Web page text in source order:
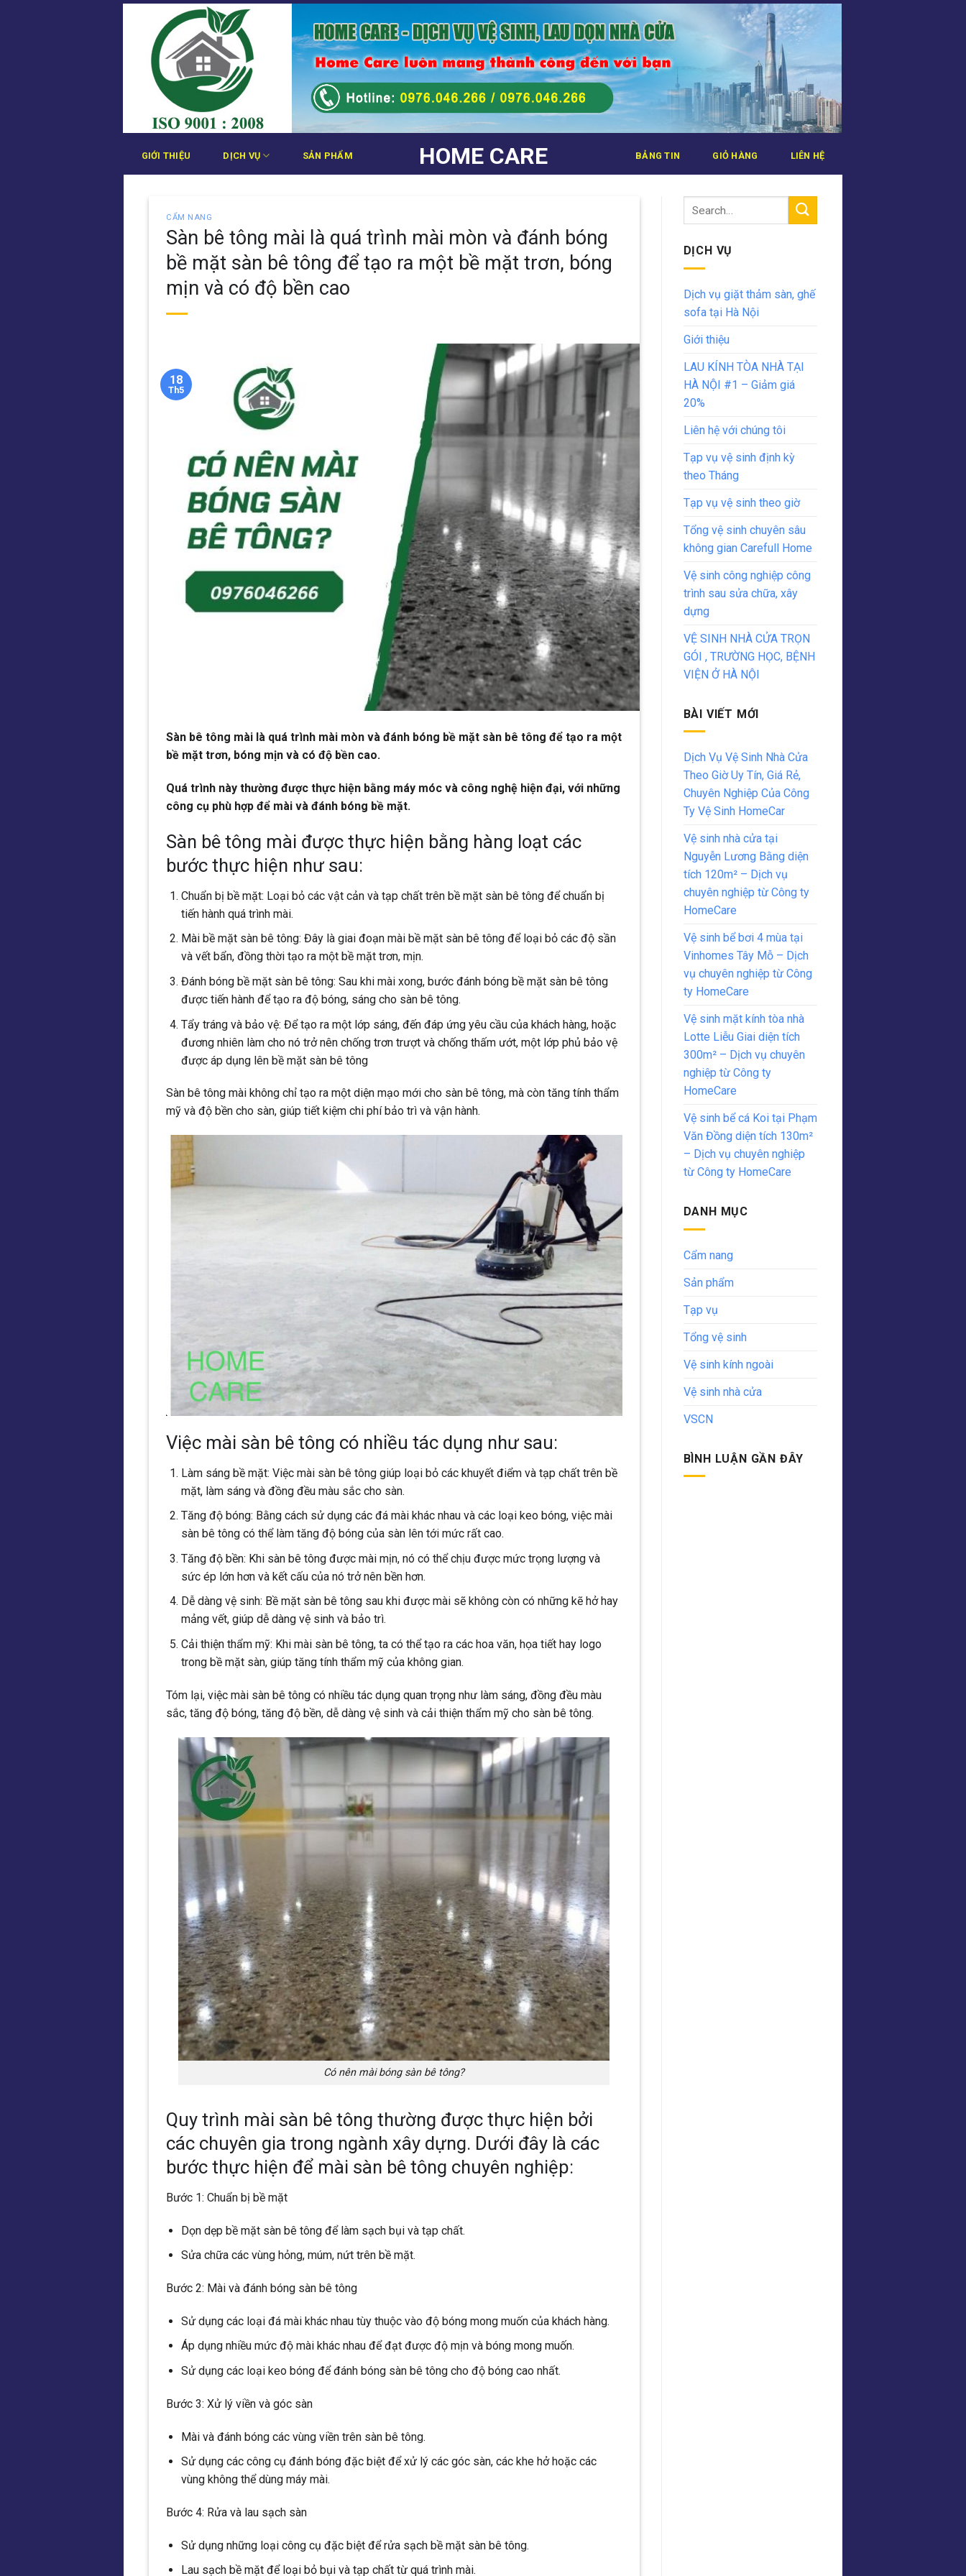
Bỏ
HOME CARE
GIỚI THIỆU DỊCH VỤ SẢN PHẨM BẢNG TIN GIỎ HÀNG LIÊN HỆ
CẨM NANG
Sàn bê tông mài là quá trình mài mòn và đánh bóng
bề mặt sàn bê tông để tạo ra một bề mặt trơn, bóng
mịn và có độ bền cao
18
Th5
Sàn bê tông mài là quá trình mài mòn và đánh bóng bề mặt sàn bê tông để tạo ra một
bề mặt trơn, bóng mịn và có độ bền cao.
Quá trình này thường được thực hiện bằng máy móc và công nghệ hiện đại, với những
công cụ phù hợp để mài và đánh bóng bề mặt.
Sàn bê tông mài được thực hiện bằng hàng loạt các
bước thực hiện như sau:
Chuẩn bị bề mặt: Loại bỏ các vật cản và tạp chất trên bề mặt sàn bê tông để chuẩn bị
tiến hành quá trình mài.
Mài bề mặt sàn bê tông: Đây là giai đoạn mài bề mặt sàn bê tông để loại bỏ các độ sần
và vết bẩn, đồng thời tạo ra một bề mặt trơn, mịn.
Đánh bóng bề mặt sàn bê tông: Sau khi mài xong, bước đánh bóng bề mặt sàn bê tông
được tiến hành để tạo ra độ bóng, sáng cho sàn bê tông.
Tẩy tráng và bảo vệ: Để tạo ra một lớp sáng, đến đáp ứng yêu cầu của khách hàng, hoặc
đương nhiên làm cho nó trở nên chống trơn trượt và chống thấm ướt, một lớp phủ bảo vệ
được áp dụng lên bề mặt sàn bê tông
Sàn bê tông mài không chỉ tạo ra một diện mạo mới cho sàn bê tông, mà còn tăng tính thẩm
mỹ và độ bền cho sàn, giúp tiết kiệm chi phí bảo trì và vận hành.
Việc mài sàn bê tông có nhiều tác dụng như sau:
Làm sáng bề mặt: Việc mài sàn bê tông giúp loại bỏ các khuyết điểm và tạp chất trên bề
mặt, làm sáng và đồng đều màu sắc cho sàn.
Tăng độ bóng: Bằng cách sử dụng các đá mài khác nhau và các loại keo bóng, việc mài
sàn bê tông có thể làm tăng độ bóng của sàn lên tới mức rất cao.
Tăng độ bền: Khi sàn bê tông được mài mịn, nó có thể chịu được mức trọng lượng và
sức ép lớn hơn và kết cấu của nó trở nên bền hơn.
Dễ dàng vệ sinh: Bề mặt sàn bê tông sau khi được mài sẽ không còn có những kẽ hở hay
mảng vết, giúp dễ dàng vệ sinh và bảo trì.
Cải thiện thẩm mỹ: Khi mài sàn bê tông, ta có thể tạo ra các hoa văn, họa tiết hay logo
trong bề mặt sàn, giúp tăng tính thẩm mỹ của không gian.
Tóm lại, việc mài sàn bê tông có nhiều tác dụng quan trọng như làm sáng, đồng đều màu
sắc, tăng độ bóng, tăng độ bền, dễ dàng vệ sinh và cải thiện thẩm mỹ cho sàn bê tông.
Có nên mài bóng sàn bê tông?
Quy trình mài sàn bê tông thường được thực hiện bởi
các chuyên gia trong ngành xây dựng. Dưới đây là các
bước thực hiện để mài sàn bê tông chuyên nghiệp:
Bước 1: Chuẩn bị bề mặt
Dọn dẹp bề mặt sàn bê tông để làm sạch bụi và tạp chất.
Sửa chữa các vùng hỏng, múm, nứt trên bề mặt.
Bước 2: Mài và đánh bóng sàn bê tông
Sử dụng các loại đá mài khác nhau tùy thuộc vào độ bóng mong muốn của khách hàng.
Áp dụng nhiều mức độ mài khác nhau để đạt được độ mịn và bóng mong muốn.
Sử dụng các loại keo bóng để đánh bóng sàn bê tông cho độ bóng cao nhất.
Bước 3: Xử lý viền và góc sàn
Mài và đánh bóng các vùng viền trên sàn bê tông.
Sử dụng các công cụ đánh bóng đặc biệt để xử lý các góc sàn, các khe hở hoặc các
vùng không thể dùng máy mài.
Bước 4: Rửa và lau sạch sàn
Sử dụng những loại công cụ đặc biệt để rửa sạch bề mặt sàn bê tông.
Lau sạch bề mặt để loại bỏ bụi và tạp chất từ quá trình mài.
DỊCH VỤ
Dịch vụ giặt thảm sàn, ghế
sofa tại Hà Nội
Giới thiệu
LAU KÍNH TÒA NHÀ TẠI
HÀ NỘI #1 – Giảm giá
20%
Liên hệ với chúng tôi
Tạp vụ vệ sinh định kỳ
theo Tháng
Tạp vụ vệ sinh theo giờ
Tổng vệ sinh chuyên sâu
không gian Carefull Home
Vệ sinh công nghiệp công
trình sau sửa chữa, xây
dựng
VỆ SINH NHÀ CỬA TRỌN
GÓI , TRƯỜNG HỌC, BỆNH
VIỆN Ở HÀ NỘI
BÀI VIẾT MỚI
Dịch Vụ Vệ Sinh Nhà Cửa
Theo Giờ Uy Tín, Giá Rẻ,
Chuyên Nghiệp Của Công
Ty Vệ Sinh HomeCar
Vệ sinh nhà cửa tại
Nguyễn Lương Bằng diện
tích 120m² – Dịch vụ
chuyên nghiệp từ Công ty
HomeCare
Vệ sinh bể bơi 4 mùa tại
Vinhomes Tây Mỗ – Dịch
vụ chuyên nghiệp từ Công
ty HomeCare
Vệ sinh mặt kính tòa nhà
Lotte Liễu Giai diện tích
300m² – Dịch vụ chuyên
nghiệp từ Công ty
HomeCare
Vệ sinh bể cá Koi tại Phạm
Văn Đồng diện tích 130m²
– Dịch vụ chuyên nghiệp
từ Công ty HomeCare
DANH MỤC
Cẩm nang
Sản phẩm
Tạp vụ
Tổng vệ sinh
Vệ sinh kính ngoài
Vệ sinh nhà cửa
VSCN
BÌNH LUẬN GẦN ĐÂY